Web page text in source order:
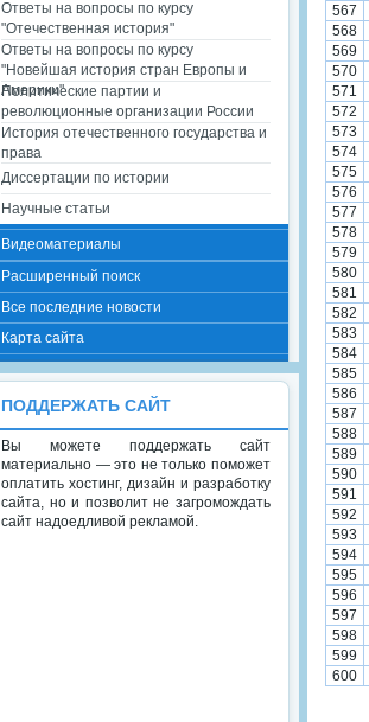
567
568
569
570
571
572
573
574
575
576
577
578
579
580
581
582
583
584
585
586
587
588
589
590
591
592
593
594
595
596
597
598
599
600
Ответы на вопросы по курсу
"Отечественная история"
Ответы на вопросы по курсу
"Новейшая история стран Европы и
Америки"
Политические партии и
революционные организации России
История отечественного государства и
права
Диссертации по истории
Научные статьи
Видеоматериалы
Расширенный поиск
Все последние новости
Карта сайта
ПОДДЕРЖАТЬ САЙТ
Вы можете поддержать сайт
материально — это не только поможет
оплатить хостинг, дизайн и разработку
сайта, но и позволит не загромождать
сайт надоедливой рекламой.